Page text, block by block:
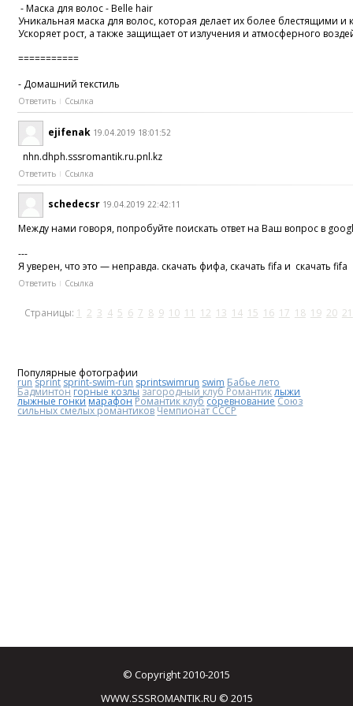
- Маска для волос - Belle hair
Уникальная маска для волос, которая делает их более блестящими
Ускоряет рост, а также защищает от излучения и атмосферного
===========
- Домашний текстиль
Ответить Ссылка
ejifenak 19.04.2019 18:01:52
nhn.dhph.sssromantik.ru.pnl.kz
Ответить Ссылка
schedecsr 19.04.2019 22:42:11
Между нами говоря, попробуйте поискать ответ на Ваш вопрос в
---
Я уверен, что это — неправда. скачать фифа, скачать fifa и скачать fifa
Ответить Ссылка
Страницы: 1 2 3 4 5 6 7 8 9 10 11 12 13 14 15 16 17 18 19 20 21
Популярные фотографии
run sprint sprint-swim-run sprintswimrun swim Бабье лето
Бадминтонгорные козлы загородный клуб Романтиклыжи
лыжные гонки марафонРомантик клубсоревнованиеСоюз
сильных смелых романтиковЧемпионат СССР
© Copyright 2010-2015
WWW.SSSROMANTIK.RU © 2015